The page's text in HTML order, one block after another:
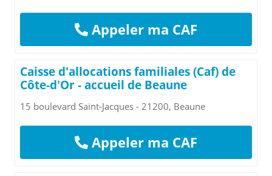
Appeler ma CAF
Caisse d'allocations familiales (Caf) de
Côte-d'Or - accueil de Beaune
15 boulevard Saint-Jacques - 21200, Beaune
Appeler ma CAF